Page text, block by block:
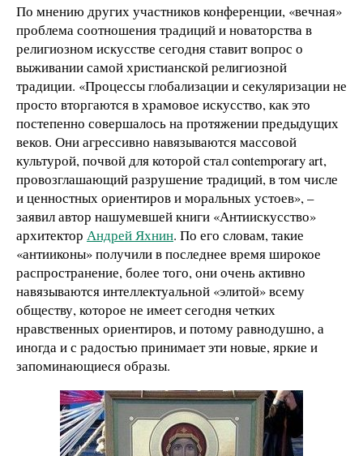
По мнению других участников конференции, «вечная»
проблема соотношения традиций и новаторства в
религиозном искусстве сегодня ставит вопрос о
выживании самой христианской религиозной
традиции. «Процессы глобализации и секуляризации не
просто вторгаются в храмовое искусство, как это
постепенно совершалось на протяжении предыдущих
веков. Они агрессивно навязываются массовой
культурой, почвой для которой стал contemporary art,
провозглашающий разрушение традиций, в том числе
и ценностных ориентиров и моральных устоев», –
заявил автор нашумевшей книги «Антиискусство»
архитектор Андрей Яхнин. По его словам, такие
«антииконы» получили в последнее время широкое
распространение, более того, они очень активно
навязываются интеллектуальной «элитой» всему
обществу, которое не имеет сегодня четких
нравственных ориентиров, и потому равнодушно, а
иногда и с радостью принимает эти новые, яркие и
запоминающиеся образы.